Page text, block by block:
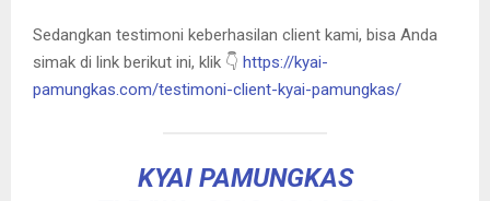
Sedangkan testimoni keberhasilan client kami, bisa Anda
simak di link berikut ini, klik 👇 https://kyai-
pamungkas.com/testimoni-client-kyai-pamungkas/
KYAI PAMUNGKAS